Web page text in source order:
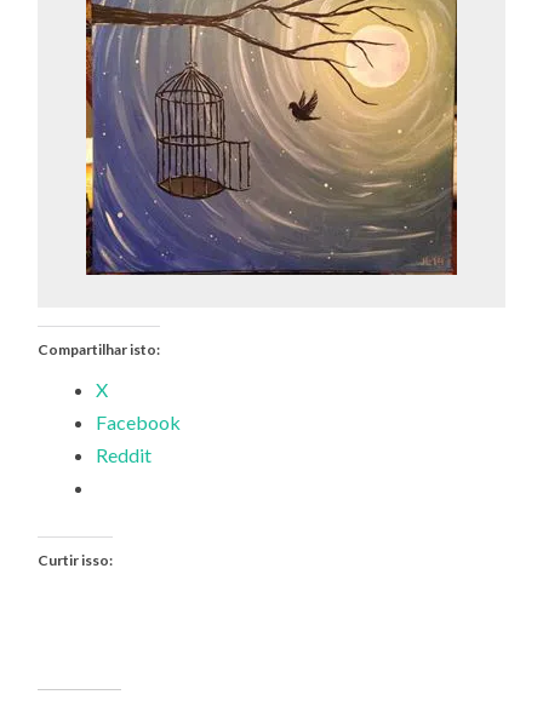
Compartilhar isto:
X
Facebook
Reddit
Curtir isso: